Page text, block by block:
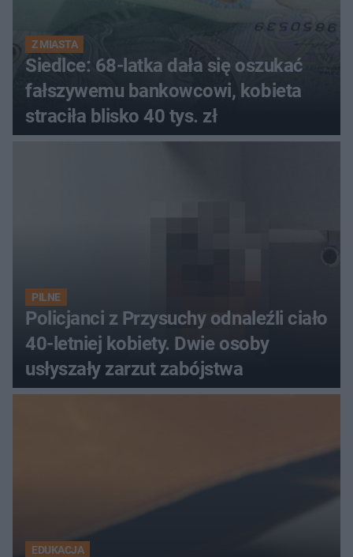
Z MIASTA
Siedlce: 68-latka dała się oszukać
fałszywemu bankowcowi, kobieta
straciła blisko 40 tys. zł
PILNE
Policjanci z Przysuchy odnaleźli ciało
40-letniej kobiety. Dwie osoby
usłyszały zarzut zabójstwa
EDUKACJA